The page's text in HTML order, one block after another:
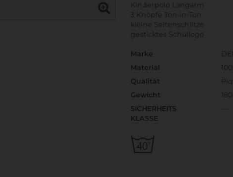
Kinderpolo Langarm
3 Knöpfe Ton-in-Ton
kleine Seitenschlitze
gesticktes Schullogo
Marke
Material
Qualität
Gewicht
SICHERHEITS
KLASSE